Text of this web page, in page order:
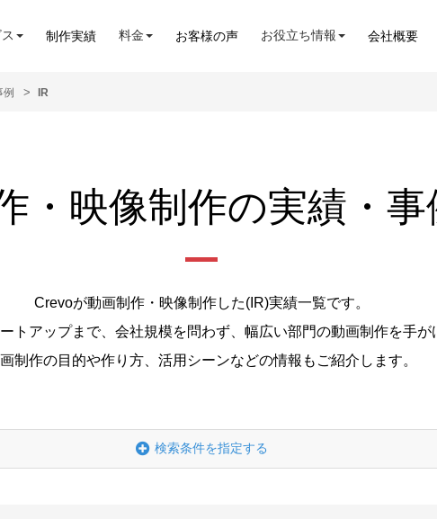
制作実績 料金 お客様の声 お役立ち情報 会社概要
例 IR
・映像制作の実績・事
Crevoが動画制作・映像制作した(IR)実績⼀覧です。
トアップまで、会社規模を問わず、幅広い部門の動画制作を手が
制作の目的や作り方、活用シーンなどの情報もご紹介します。
検索条件を指定する